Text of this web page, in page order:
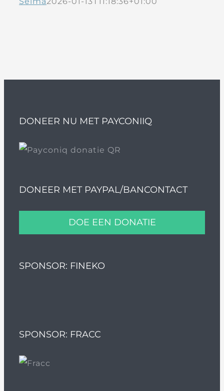
DONEER NU MET PAYCONIIQ
DONEER MET PAYPAL/BANCONTACT
DOE EEN DONATIE
SPONSOR: FINEKO
SPONSOR: FRACC